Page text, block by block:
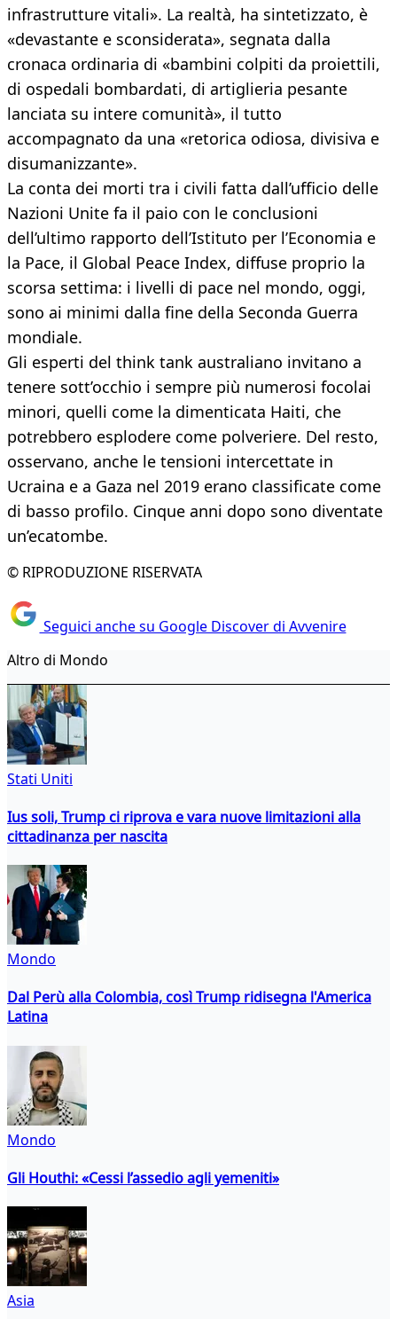
infrastrutture vitali». La realtà, ha sintetizzato, è
«devastante e sconsiderata», segnata dalla
cronaca ordinaria di «bambini colpiti da proiettili,
di ospedali bombardati, di artiglieria pesante
lanciata su intere comunità», il tutto
accompagnato da una «retorica odiosa, divisiva e
disumanizzante».
La conta dei morti tra i civili fatta dall’ufficio delle
Nazioni Unite fa il paio con le conclusioni
dell’ultimo rapporto dell’Istituto per l’Economia e
la Pace, il Global Peace Index, diffuse proprio la
scorsa settima: i livelli di pace nel mondo, oggi,
sono ai minimi dalla fine della Seconda Guerra
mondiale.
Gli esperti del think tank australiano invitano a
tenere sott’occhio i sempre più numerosi focolai
minori, quelli come la dimenticata Haiti, che
potrebbero esplodere come polveriere. Del resto,
osservano, anche le tensioni intercettate in
Ucraina e a Gaza nel 2019 erano classificate come
di basso profilo. Cinque anni dopo sono diventate
un’ecatombe.
© RIPRODUZIONE RISERVATA
Seguici anche su Google Discover di Avvenire
Altro di Mondo
Stati Uniti
Ius soli, Trump ci riprova e vara nuove limitazioni alla
cittadinanza per nascita
Mondo
Dal Perù alla Colombia, così Trump ridisegna l'America
Latina
Mondo
Gli Houthi: «Cessi l’assedio agli yemeniti»
Asia